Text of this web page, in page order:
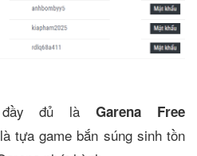
đầy đủ làGarena Free
tựa game bắn súng sinh tồn